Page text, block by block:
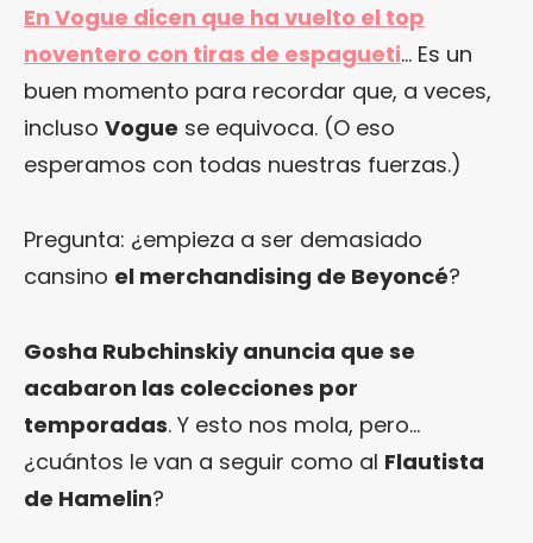
En Vogue dicen que ha vuelto el top
noventero con tiras de espagueti… Es un
buen momento para recordar que, a veces,
incluso Vogue se equivoca. (O eso
esperamos con todas nuestras fuerzas.)
Pregunta: ¿empieza a ser demasiado
cansino el merchandising de Beyoncé?
Gosha Rubchinskiy anuncia que se
acabaron las colecciones por
temporadas. Y esto nos mola, pero…
¿cuántos le van a seguir como al Flautista
de Hamelin?